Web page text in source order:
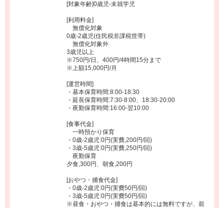
[対象年齢]0歳児-未就学児
[利用料金]
無償化対象
0歳-2歳児(住民税非課税世帯)
無償化対象外
3歳児以上
※750円/日、400円/4時間15分まで
※上額15,000円/月
[運営時間]
・基本保育時間:8:00-18:30
・延長保育時間:7:30-8:00、18:30-20:00
・夜勤保育時間:16:00-翌10:00
[食事代金]
一時預かり保育
・0歳-2歳児:0円(実費,200円/回)
・3歳-5歳児:0円(実費,250円/回)
夜勤保育
夕食,300円、朝食,200円
[おやつ・捕食代金]
・0歳-2歳児:0円(実費50円/回)
・3歳-5歳児:0円(実費50円/回)
※昼食・おやつ・捕食は基本的には無料ですが、前